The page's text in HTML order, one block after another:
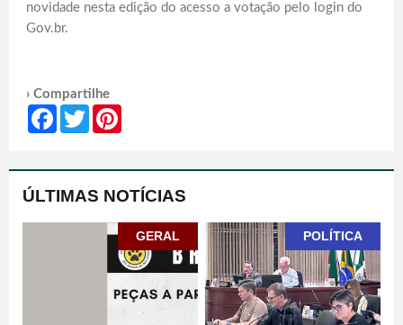
novidade nesta edição do acesso a votação pelo login do
Gov.br.
› Compartilhe
FacebookTwitter
ÚLTIMAS NOTÍCIAS
GERAL POLÍTICA